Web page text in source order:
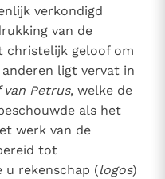
verkondigd
van de
christelijk geloof om
ligt vervat in
van Petrus, welke de
als het
werk van de
tot
u rekenschap (logos)